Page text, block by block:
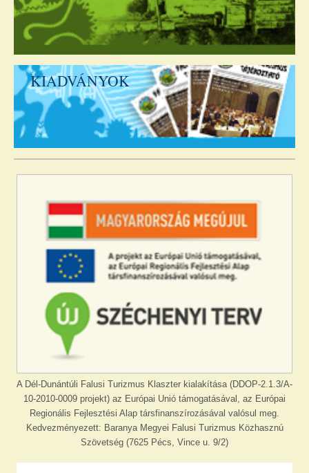
KIADVÁNYOK
A Dél-Dunántúli Falusi Turizmus Klaszter kialakítása (DDOP-2.1.3/A-
10-2010-0009 projekt) az Európai Unió támogatásával, az Európai
Regionális Fejlesztési Alap társfinanszírozásával valósul meg.
Kedvezményezett: Baranya Megyei Falusi Turizmus Közhasznú
Szövetség (7625 Pécs, Vince u. 9/2)